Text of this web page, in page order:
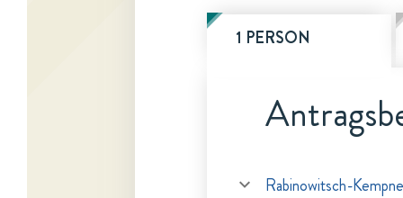
1 PERSON
Rabinowitsch-